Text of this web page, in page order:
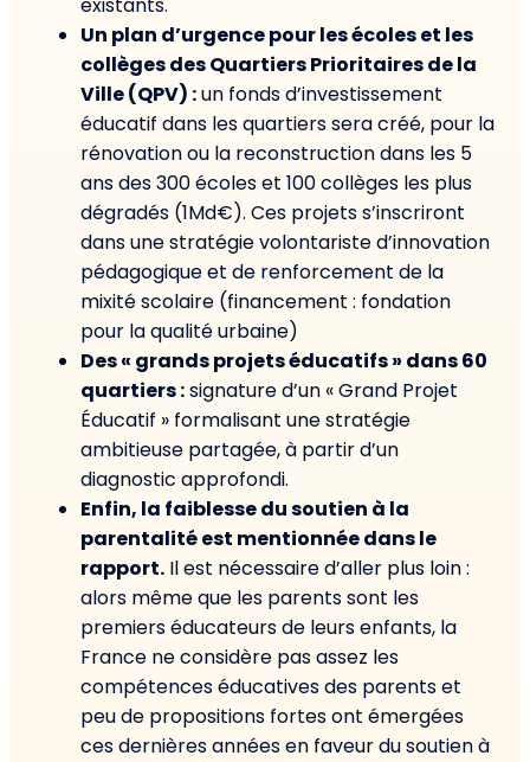
Un plan d’urgence pour les écoles et les
collèges des Quartiers Prioritaires de la
Ville (QPV) :un fonds d’investissement
éducatif dans les quartiers sera créé, pour la
rénovation ou la reconstruction dans les 5
ans des 300 écoles et 100 collèges les plus
dégradés (1Md€). Ces projets s’inscriront
dans une stratégie volontariste d’innovation
pédagogique et de renforcement de la
mixité scolaire (financement : fondation
pour la qualité urbaine)
Des « grands projets éducatifs » dans 60
quartiers :signature d’un « Grand Projet
Éducatif » formalisant une stratégie
ambitieuse partagée, à partir d’un
diagnostic approfondi.
Enfin, la faiblesse du soutien à la
parentalité est mentionnée dans le
rapport. Il est nécessaire d’aller plus loin :
alors même que les parents sont les
premiers éducateurs de leurs enfants, la
France ne considère pas assez les
compétences éducatives des parents et
peu de propositions fortes ont émergées
ces dernières années en faveur du soutien à